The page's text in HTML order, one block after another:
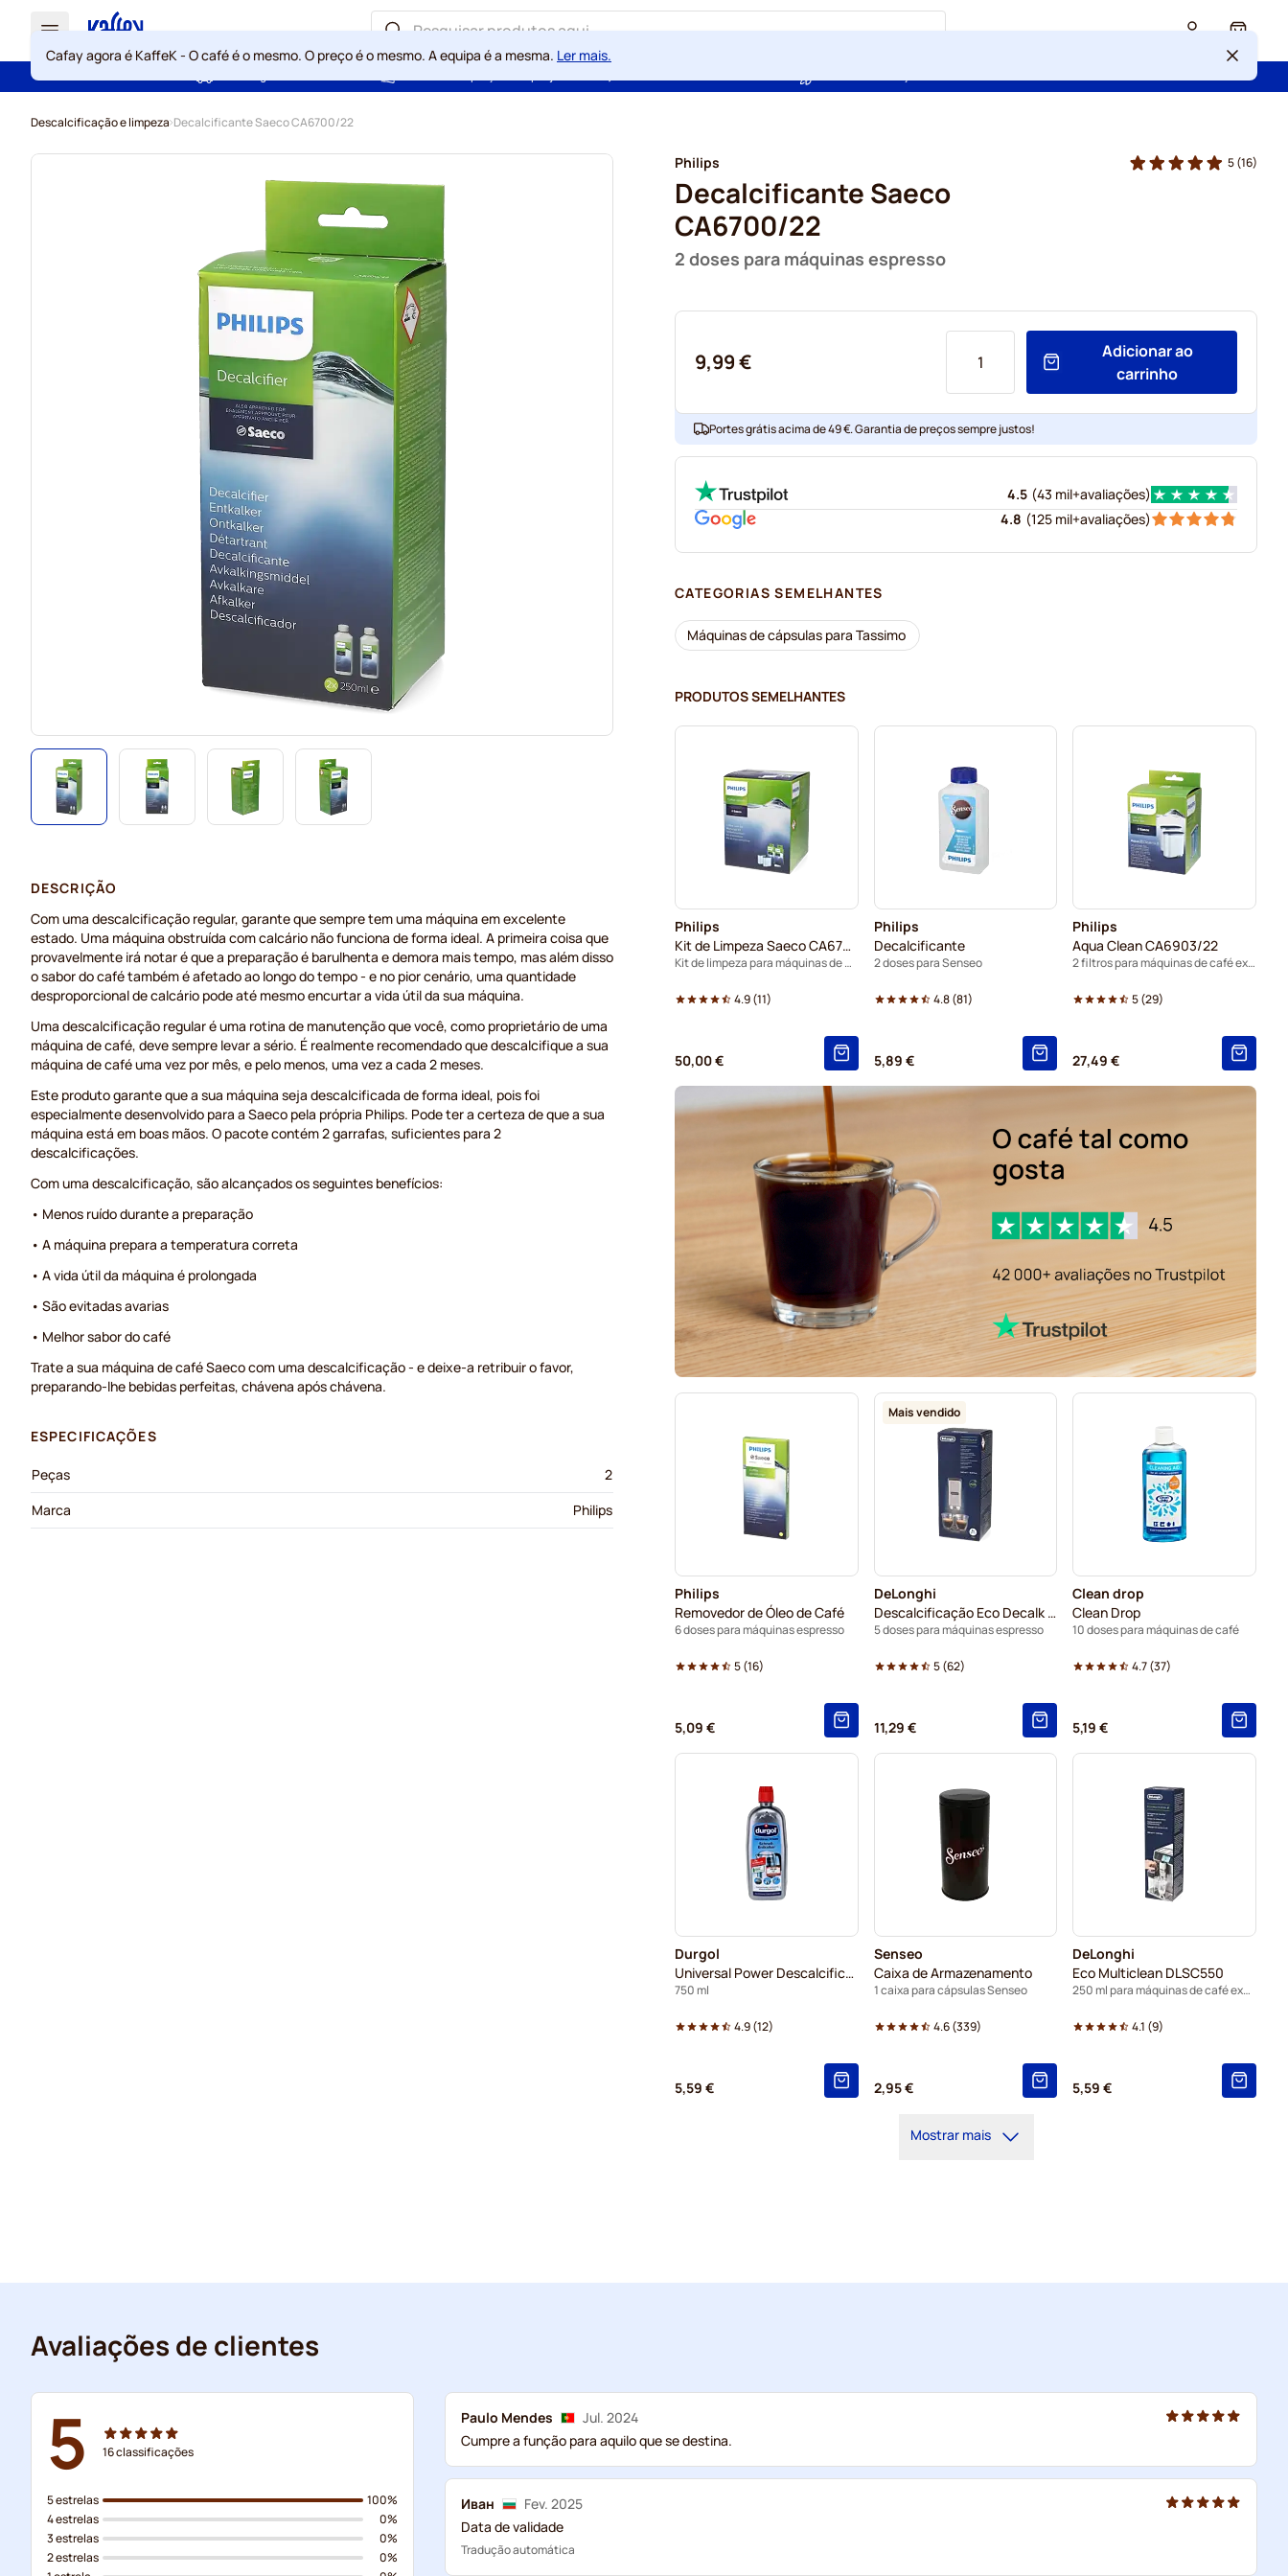
Cart
Cafay agora é KaffeK - O café é o mesmo. O preço é o mesmo. A equipa é a mesma. Ler mais.
Descalcificação e limpeza Decalcificante Saeco CA6700/22
Philips
Decalcificante Saeco
CA6700/22
2 doses para máquinas espresso
5(16)
9,99 €
Adicionar ao
carrinho
Portes grátis acima de 49 €. Garantia de preços sempre justos!
4.5 (43 mil+avaliações)
4.8 (125 mil+avaliações)
CATEGORIAS SEMELHANTES
Máquinas de cápsulas para Tassimo
PRODUTOS SEMELHANTES
Philips
Kit de Limpeza Saeco CA6707/10
Kit de limpeza para máquinas de café expresso
4.9(11)
50,00 €
Philips
Decalcificante
2 doses para Senseo
4.8(81)
5,89 €
Philips
Aqua Clean CA6903/22
2 filtros para máquinas de café expresso
5(29)
27,49 €
Philips
Removedor de Óleo de Café
6 doses para máquinas espresso
5(16)
5,09 €
Mais vendido
DeLonghi
Descalcificação Eco Decalk DLSC500
5 doses para máquinas espresso
5(62)
11,29 €
Clean drop
Clean Drop
10 doses para máquinas de café
4.7(37)
5,19 €
Durgol
Universal Power Descalcificante Rápido
750 ml
4.9(12)
5,59 €
Senseo
Caixa de Armazenamento
1 caixa para cápsulas Senseo
4.6(339)
2,95 €
DeLonghi
Eco Multiclean DLSC550
250 ml para máquinas de café expresso
4.1 (9)
5,59 €
Mostrar mais
DESCRIÇÃO
Com uma descalcificação regular, garante que sempre tem uma máquina em excelente
estado. Uma máquina obstruída com calcário não funciona de forma ideal. A primeira coisa que
provavelmente irá notar é que a preparação é barulhenta e demora mais tempo, mas além disso
o sabor do café também é afetado ao longo do tempo - e no pior cenário, uma quantidade
desproporcional de calcário pode até mesmo encurtar a vida útil da sua máquina.
Uma descalcificação regular é uma rotina de manutenção que você, como proprietário de uma
máquina de café, deve sempre levar a sério. É realmente recomendado que descalcifique a sua
máquina de café uma vez por mês, e pelo menos, uma vez a cada 2 meses.
Este produto garante que a sua máquina seja descalcificada de forma ideal, pois foi
especialmente desenvolvido para a Saeco pela própria Philips. Pode ter a certeza de que a sua
máquina está em boas mãos. O pacote contém 2 garrafas, suficientes para 2
descalcificações.
Com uma descalcificação, são alcançados os seguintes benefícios:
• Menos ruído durante a preparação
• A máquina prepara a temperatura correta
• A vida útil da máquina é prolongada
• São evitadas avarias
• Melhor sabor do café
Trate a sua máquina de café Saeco com uma descalcificação - e deixe-a retribuir o favor,
preparando-lhe bebidas perfeitas, chávena após chávena.
ESPECIFICAÇÕES
Peças
2
Marca
Philips
Avaliações de clientes
5 16classificações
5 estrelas
4 estrelas
3 estrelas
2 estrelas
100%
0%
0%
0%
Paulo Mendes
Jul. 2024
Cumpre a função para aquilo que se destina.
Иван
Fev. 2025
Data de validade
Tradução automática